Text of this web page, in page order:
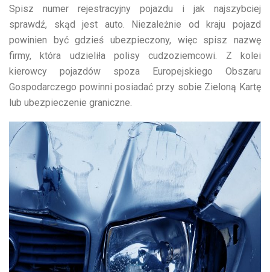
Spisz numer rejestracyjny pojazdu i jak najszybciej
sprawdź, skąd jest auto. Niezależnie od kraju pojazd
powinien być gdzieś ubezpieczony, więc spisz nazwę
firmy, która udzieliła polisy cudzoziemcowi. Z kolei
kierowcy pojazdów spoza Europejskiego Obszaru
Gospodarczego powinni posiadać przy sobie Zieloną Kartę
lub ubezpieczenie graniczne.